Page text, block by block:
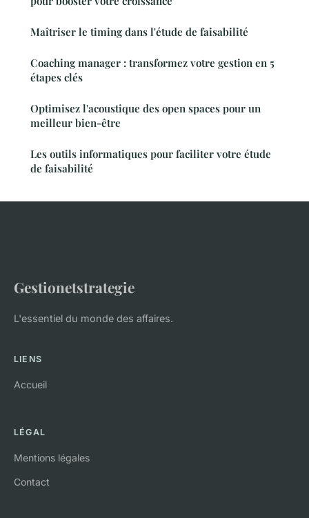
Maîtriser le timing dans l'étude de faisabilité
Coaching manager : transformez votre gestion en 5
étapes clés
Optimisez l'acoustique des open spaces pour un
meilleur bien-être
Les outils informatiques pour faciliter votre étude
de faisabilité
Gestionetstrategie
L'essentiel du monde des affaires.
LIENS
Accueil
LÉGAL
Mentions légales
Contact